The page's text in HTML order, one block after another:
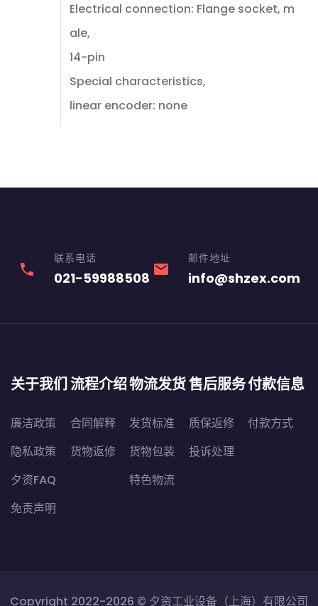
Electrical connection: Flange socket, m
ale,
14-pin
Special characteristics,
linear encoder: none
phone
联系电话
021-59988508 email
邮件地址
info@shzex.com
关于我们
廉洁政策
隐私政策
夕资FAQ
免责声明
流程介绍
合同解释
货物返修
物流发货
发货标准
货物包装
特色物流
售后服务
质保返修
投诉处理
付款信息
付款方式
Copyright 2022-2026 © 夕资工业设备（上海）有限公司